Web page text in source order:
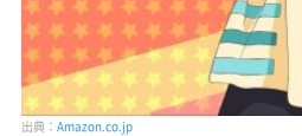
出典： Amazon.co.jp